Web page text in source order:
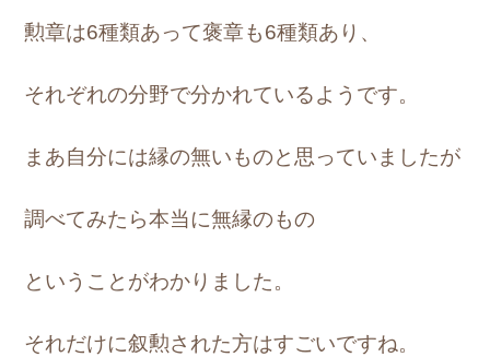
勲章は6種類あって褒章も6種類あり、
それぞれの分野で分かれているようです。
まあ自分には縁の無いものと思っていましたが
調べてみたら本当に無縁のもの
ということがわかりました。
それだけに叙勲された方はすごいですね。